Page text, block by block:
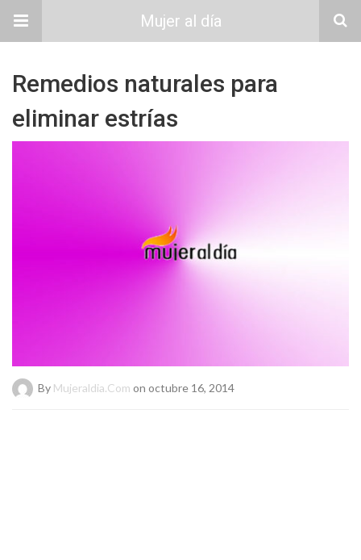
Mujer al día
Remedios naturales para
eliminar estrías
By Mujeraldia.com on octubre 16, 2014